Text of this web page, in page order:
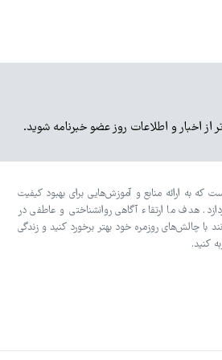
از اخبار و اطلاعات روز عضو خبرنامه شوید.
که به ارائه منابع و آموزش‌هایی برای بهبود کیفیت
هدف ما ارتقاء آگاهی روانشناختی و عاطفی در
با چالش‌های روزمره خود بهتر برخورد کنید و زندگی
کنید.